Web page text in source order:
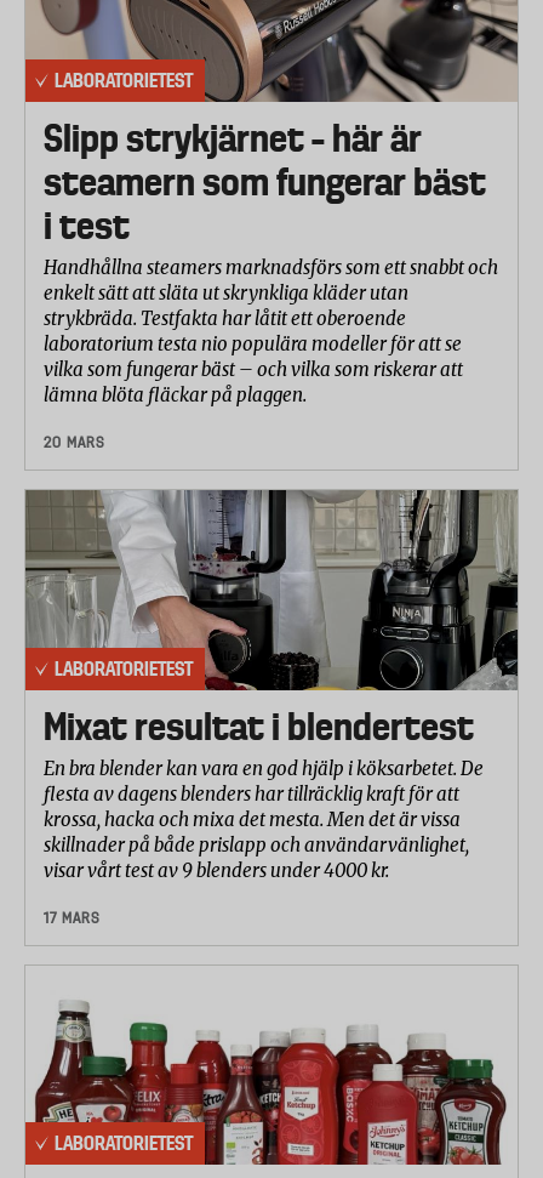
LABORATORIETEST
Slipp strykjärnet – här är
steamern som fungerar bäst
i test
Handhållna steamers marknadsförs som ett snabbt och
enkelt sätt att släta ut skrynkliga kläder utan
strykbräda. Testfakta har låtit ett oberoende
laboratorium testa nio populära modeller för att se
vilka som fungerar bäst – och vilka som riskerar att
lämna blöta fläckar på plaggen.
20 MARS
LABORATORIETEST
Mixat resultat i blendertest
En bra blender kan vara en god hjälp i köksarbetet. De
flesta av dagens blenders har tillräcklig kraft för att
krossa, hacka och mixa det mesta. Men det är vissa
skillnader på både prislapp och användarvänlighet,
visar vårt test av 9 blenders under 4000 kr.
17 MARS
LABORATORIETEST